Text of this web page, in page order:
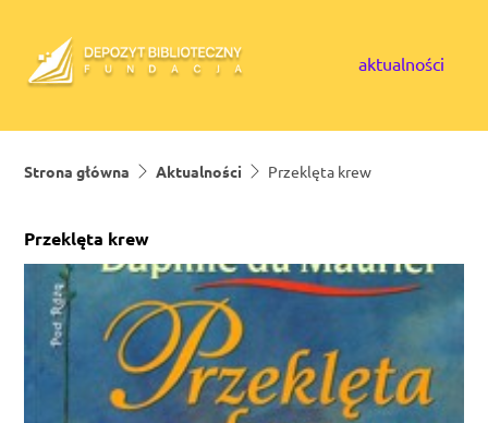
aktualności
Strona główna Aktualności Przeklęta krew
Przeklęta krew